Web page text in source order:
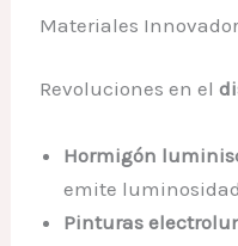
Materiales
Revoluciones en el
Hormigón
emite
Pinturas